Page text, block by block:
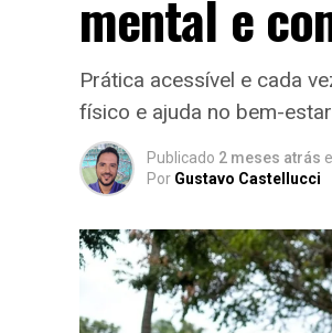
mental e
Prática acessível e cada
físico e ajuda no bem-
Publicado 2 meses atrás
Por Gustavo Castellucci